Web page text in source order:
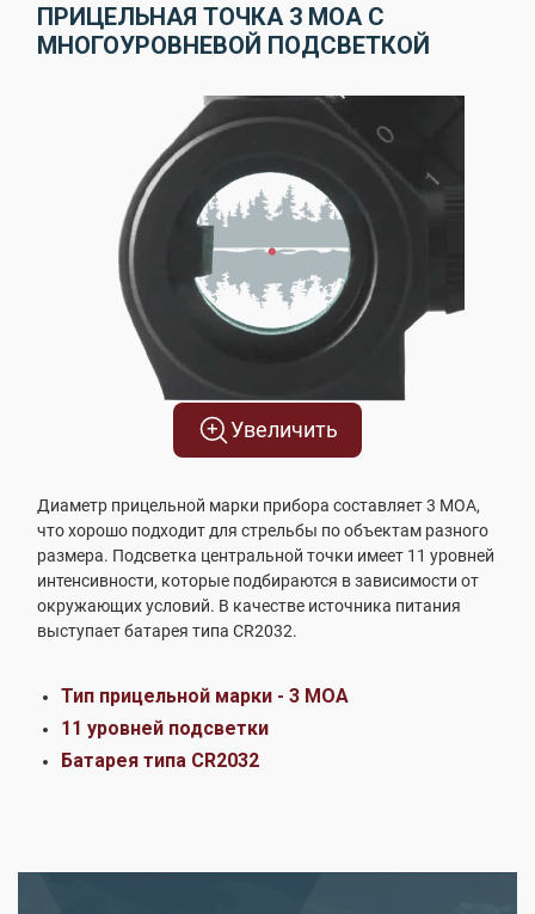
Увеличить
ПРИЦЕЛЬНАЯ ТОЧКА 3 MOA С
МНОГОУРОВНЕВОЙ ПОДСВЕТКОЙ
Диаметр прицельной марки прибора составляет 3 MOA,
что хорошо подходит для стрельбы по объектам разного
размера. Подсветка центральной точки имеет 11 уровней
интенсивности, которые подбираются в зависимости от
окружающих условий. В качестве источника питания
выступает батарея типа CR2032.
Тип прицельной марки - 3 МОА
11 уровней подсветки
Батарея типа CR2032